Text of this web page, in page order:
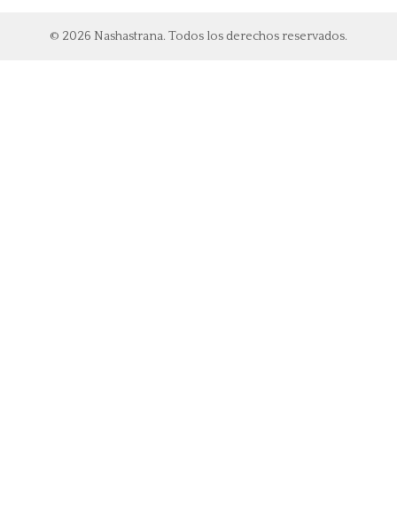
© 2026 Nashastrana. Todos los derechos reservados.